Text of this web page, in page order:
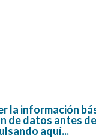
la información
de datos antes de
aquí...